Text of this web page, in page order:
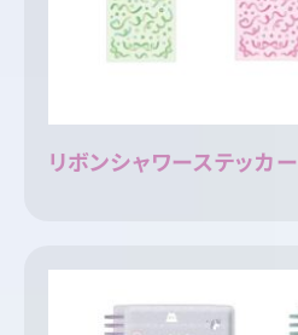
リボンシャワーステッカー